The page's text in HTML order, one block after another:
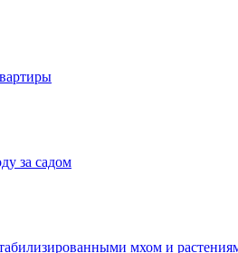
за садом
мхом и